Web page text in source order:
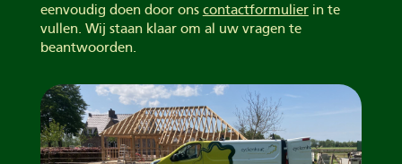
eenvoudig doen door ons contactformulierin te
vullen. Wij staan klaar om al uw vragen te
beantwoorden.